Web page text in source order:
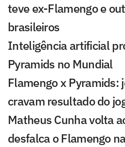
teve ex-Flamengo e
brasileiros
Inteligência artificial
Pyramids no Mundial
Flamengo x Pyramids:
cravam resultado do
Matheus Cunha volta
desfalca o Flamengo